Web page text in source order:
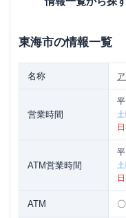
東海市の情報一覧
名称
営業時間
平
ATM営業時間
平
ATM 〇